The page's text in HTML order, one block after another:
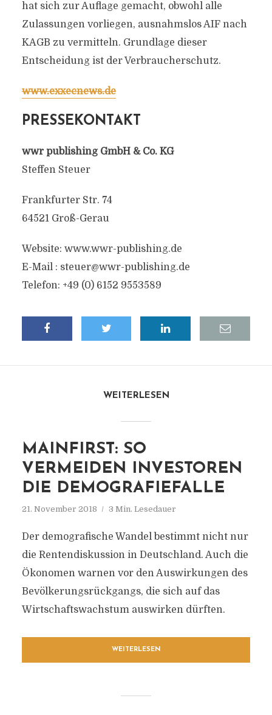
hat sich zur Auflage gemacht, obwohl alle
Zulassungen vorliegen, ausnahmslos AIF nach
KAGB zu vermitteln. Grundlage dieser
Entscheidung ist der Verbraucherschutz.
www.exxecnews.de
PRESSEKONTAKT
wwr publishing GmbH & Co. KG
Steffen Steuer
Frankfurter Str. 74
64521 Groß-Gerau
Website: www.wwr-publishing.de
E-Mail : steuer@wwr-publishing.de
Telefon: +49 (0) 6152 9553589
WEITERLESEN
MAINFIRST: SO
VERMEIDEN INVESTOREN
DIE DEMOGRAFIEFALLE
21. November 2018 3 Min. Lesedauer
Der demografische Wandel bestimmt nicht nur
die Rentendiskussion in Deutschland. Auch die
Ökonomen warnen vor den Auswirkungen des
Bevölkerungsrückgangs, die sich auf das
Wirtschaftswachstum auswirken dürften.
WEITERLESEN